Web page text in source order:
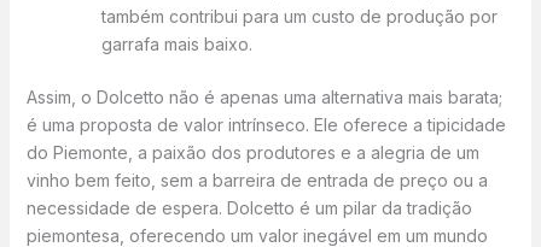
também contribui para um custo de produção por
garrafa mais baixo.
Assim, o Dolcetto não é apenas uma alternativa mais barata;
é uma proposta de valor intrínseco. Ele oferece a tipicidade
do Piemonte, a paixão dos produtores e a alegria de um
vinho bem feito, sem a barreira de entrada de preço ou a
necessidade de espera. Dolcetto é um pilar da tradição
piemontesa, oferecendo um valor inegável em um mundo